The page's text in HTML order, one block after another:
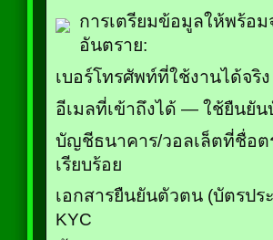
การเตรียมข้อมูลให้พร้อ
อันตราย:
เบอร์โทรศัพท์ที่ใช้งานได้จริ
อีเมลที่เข้าถึงได้ — ใช้ยืนยั
บัญชีธนาคาร/วอลเล็ตที่ชื่อต
เรียบร้อย
เอกสารยืนยันตัวตน (บัตรป
KYC